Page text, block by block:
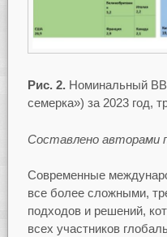
Рис. 2.Номинальный
семерка») за 2023 год,
Составлено авторами
Современные
все более сложными,
подходов и решений,
всех участников